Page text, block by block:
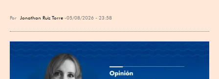
Por Jonathan Ruiz Torre 05/08/2026 - 23:58